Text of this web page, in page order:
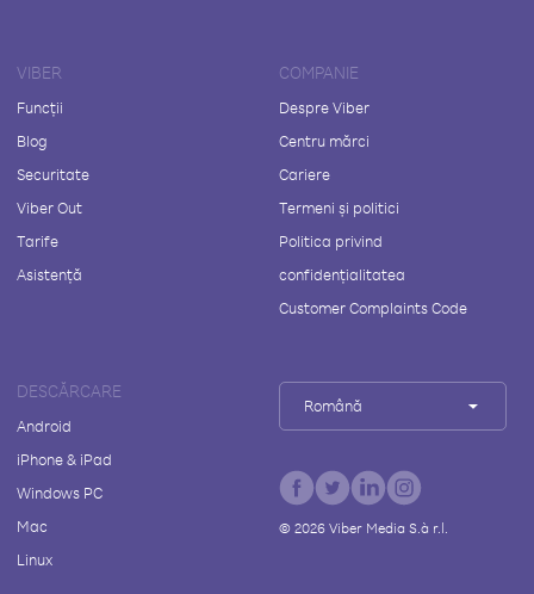
VIBER
Funcții
Blog
Securitate
Viber Out
Tarife
Asistență
COMPANIE
Despre Viber
Centru mărci
Cariere
Termeni și politici
Politica privind
confidențialitatea
Customer Complaints Code
DESCĂRCARE
Android
iPhone & iPad
Windows PC
Mac
Linux
Română
© 2026Viber Media S.à r.l.